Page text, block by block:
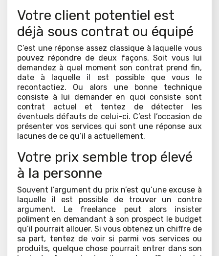
Votre client potentiel est
déjà sous contrat ou équipé
C’est une réponse assez classique à laquelle vous
pouvez répondre de deux façons. Soit vous lui
demandez à quel moment son contrat prend fin,
date à laquelle il est possible que vous le
recontactiez. Ou alors une bonne technique
consiste à lui demander en quoi consiste sont
contrat actuel et tentez de détecter les
éventuels défauts de celui-ci. C’est l’occasion de
présenter vos services qui sont une réponse aux
lacunes de ce qu’il a actuellement.
Votre prix semble trop élevé
à la personne
Souvent l’argument du prix n’est qu’une excuse à
laquelle il est possible de trouver un contre
argument. Le freelance peut alors insister
poliment en demandant à son prospect le budget
qu’il pourrait allouer. Si vous obtenez un chiffre de
sa part, tentez de voir si parmi vos services ou
produits, quelque chose pourrait entrer dans son